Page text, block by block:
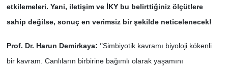
etkilemeleri. Yani, iletişim ve İKY bu belirttiğiniz ölçütlere
sahip değilse, sonuç en verimsiz bir şekilde neticelenecek!
Prof. Dr. Harun Demirkaya: ‘’Simbiyotik kavramı biyoloji kökenli
bir kavram. Canlıların birbirine bağımlı olarak yaşamını